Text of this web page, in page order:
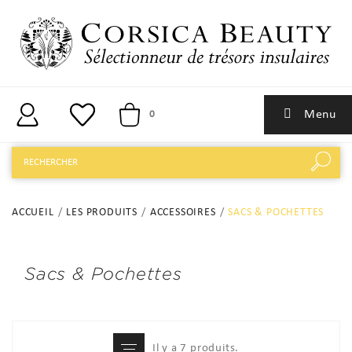
0 Menu
ACCUEIL LES PRODUITS ACCESSOIRES SACS & POCHETTES
Sacs & Pochettes
Il y a 7 produits.